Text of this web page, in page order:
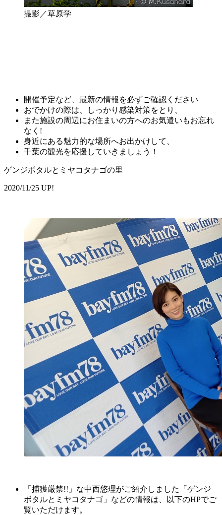
撮影／草原学
開催予定など、最新の情報を必ずご確認ください
おでかけの際は、しっかり感染対策をとり、
また施設の周辺にお住まいの方へのお気遣いもお忘れ
なく!
身近にある魅力的な場所へお出かけして、
千葉の観光を応援していきましょう！
ゲンジボタルとミヤコタナゴの里
2020/11/25 UP!
「捕獲厳禁!!」な中西悠理がご紹介しました「ゲンジ
ボタルとミヤコタナゴ」などの情報は、以下のHPでご
覧いただけます。